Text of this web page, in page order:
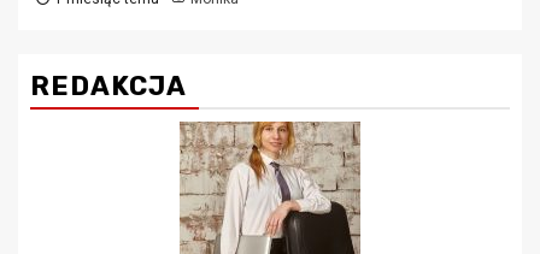
REDAKCJA